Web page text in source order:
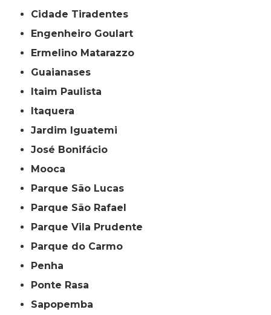
Cidade Tiradentes
Engenheiro Goulart
Ermelino Matarazzo
Guaianases
Itaim Paulista
Itaquera
Jardim Iguatemi
José Bonifácio
Mooca
Parque São Lucas
Parque São Rafael
Parque Vila Prudente
Parque do Carmo
Penha
Ponte Rasa
Sapopemba